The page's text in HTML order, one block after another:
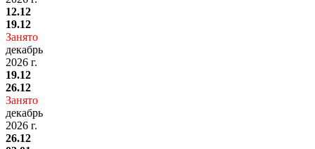
12.12
19.12
Занято
декабрь
2026 г.
19.12
26.12
Занято
декабрь
2026 г.
26.12